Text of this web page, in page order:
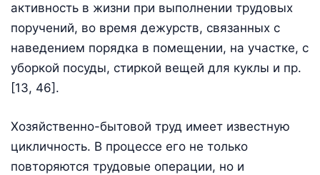
активность в жизни при выполнении трудовых
поручений, во время дежурств, связанных с
наведением порядка в помещении, на участке, с
уборкой посуды, стиркой вещей для куклы и пр.
[13, 46].
Хозяйственно-бытовой труд имеет известную
цикличность. В процессе его не только
повторяются трудовые операции, но и